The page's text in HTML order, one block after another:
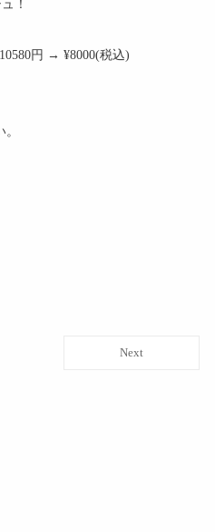
！
円 → ¥8000(税込)
Next